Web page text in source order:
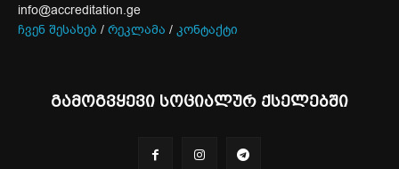
info@accreditation.ge
ჩვენ შესახებ / რეკლამა / კონტაქტი
გამოგვყევი სოციალურ ქსელებში